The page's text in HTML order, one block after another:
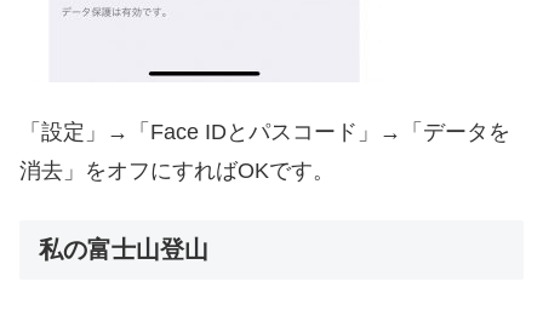
「設定」→「Face IDとパスコード」→「データを
消去」をオフにすればOKです。
私の富士山登山